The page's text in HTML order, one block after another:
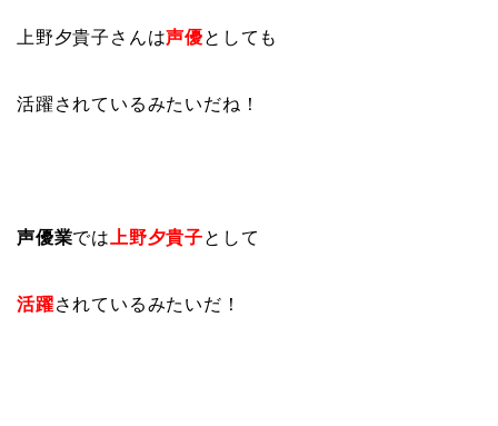
上野夕貴子さんは声優としても
活躍されているみたいだね！
声優業では 上野夕貴子として
活躍されているみたいだ！